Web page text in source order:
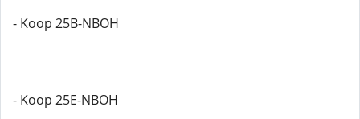
- Koop 25B-NBOH
- Koop 25E-NBOH